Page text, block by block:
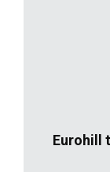
Eurohill